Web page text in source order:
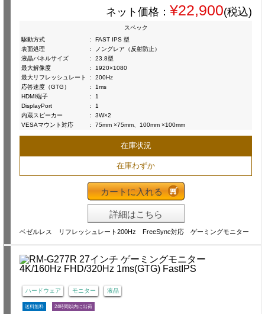
ネット価格： ¥22,900(税込)
スペック
駆動方式
:
FAST IPS 型
表面処理
:
ノングレア（反射防止）
液晶パネルサイズ
:
23.8型
最大解像度
:
1920×1080
最大リフレッシュレート
:
200Hz
応答速度（GTG）
:
1ms
HDMI端子
:
1
DisplayPort
:
1
内蔵スピーカー
:
3W×2
VESAマウント対応
: 75mm ×75mm、100mm ×100mm
在庫状況
在庫わずか
カートに入れる
詳細はこちら
ベゼルレス リフレッシュレート200Hz FreeSync対応 ゲーミングモニター
ハードウェア モニター 液晶
送料無料 24時間以内に出荷